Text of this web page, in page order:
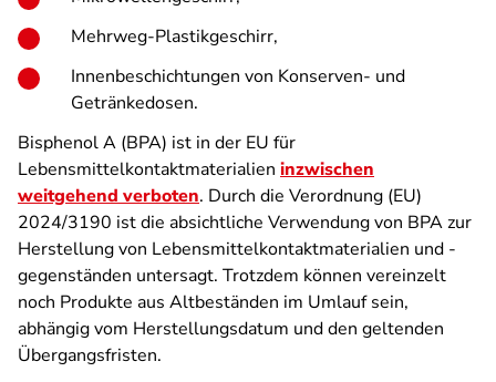
Mehrweg-Plastikgeschirr,
Innenbeschichtungen von Konserven- und
Getränkedosen.
Bisphenol A (BPA) ist in der EU für
Lebensmittelkontaktmaterialien inzwischen
weitgehend verboten. Durch die Verordnung (EU)
2024/3190 ist die absichtliche Verwendung von BPA zur
Herstellung von Lebensmittelkontaktmaterialien und -
gegenständen untersagt. Trotzdem können vereinzelt
noch Produkte aus Altbeständen im Umlauf sein,
abhängig vom Herstellungsdatum und den geltenden
Übergangsfristen.